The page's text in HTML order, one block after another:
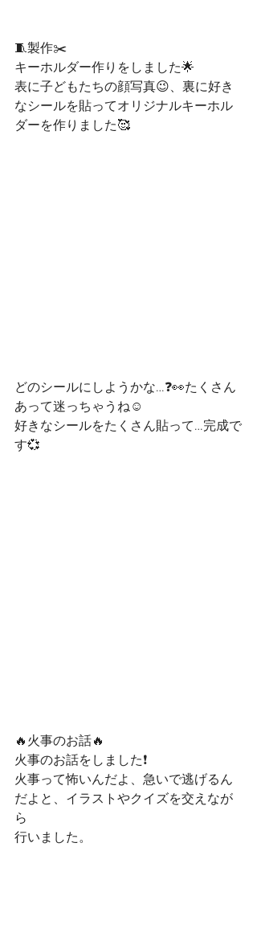
🧵製作✂️
キーホルダー作りをしました🌟
表に子どもたちの顔写真😉、裏に好き
なシールを貼ってオリジナルキーホル
ダーを作りました🥰
どのシールにしようかな…❓👀たくさん
あって迷っちゃうね☺️
好きなシールをたくさん貼って…完成で
す💞
🔥火事のお話🔥
火事のお話をしました❗
火事って怖いんだよ、急いで逃げるん
だよと、イラストやクイズを交えなが
ら
行いました。